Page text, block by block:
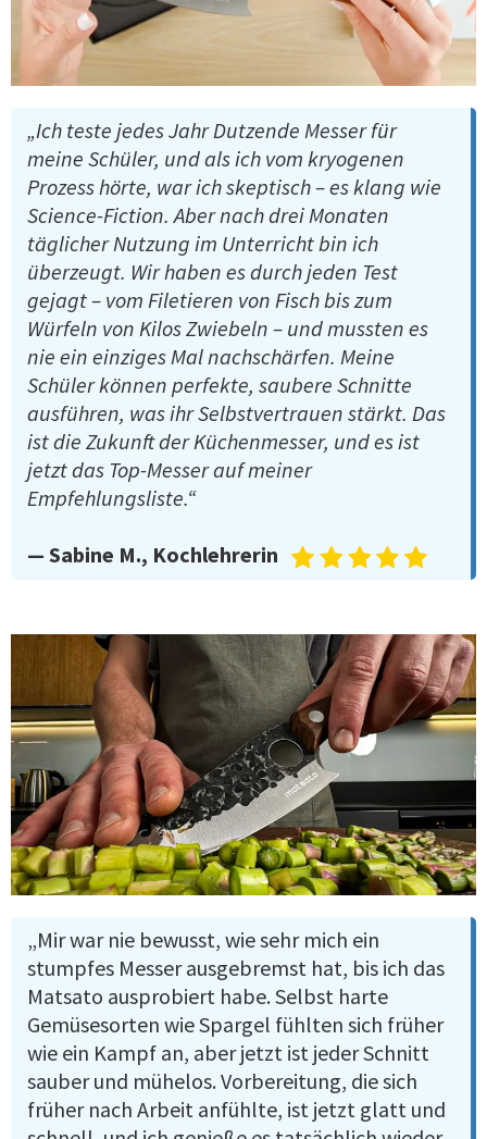
„Ich teste jedes Jahr Dutzende Messer für
meine Schüler, und als ich vom kryogenen
Prozess hörte, war ich skeptisch – es klang wie
Science-Fiction. Aber nach drei Monaten
täglicher Nutzung im Unterricht bin ich
überzeugt. Wir haben es durch jeden Test
gejagt – vom Filetieren von Fisch bis zum
Würfeln von Kilos Zwiebeln – und mussten es
nie ein einziges Mal nachschärfen. Meine
Schüler können perfekte, saubere Schnitte
ausführen, was ihr Selbstvertrauen stärkt. Das
ist die Zukunft der Küchenmesser, und es ist
jetzt das Top-Messer auf meiner
Empfehlungsliste.“
— Sabine M., Kochlehrerin
„Mir war nie bewusst, wie sehr mich ein
stumpfes Messer ausgebremst hat, bis ich das
Matsato ausprobiert habe. Selbst harte
Gemüsesorten wie Spargel fühlten sich früher
wie ein Kampf an, aber jetzt ist jeder Schnitt
sauber und mühelos. Vorbereitung, die sich
früher nach Arbeit anfühlte, ist jetzt glatt und